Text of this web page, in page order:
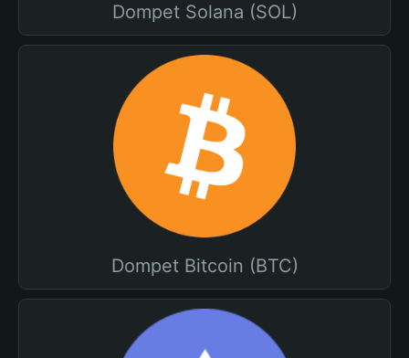
Dompet Solana (SOL)
Dompet Bitcoin (BTC)